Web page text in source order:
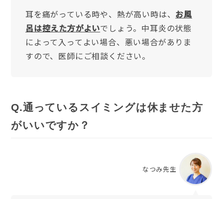
耳を痛がっている時や、熱が高い時は、 お風
呂は控えた方がよいでしょう。中耳炎の状態
によって入ってよい場合、悪い場合がありま
すので、医師にご相談ください。
Q.通っているスイミングは休ませた方
がいいですか？
なつみ先生